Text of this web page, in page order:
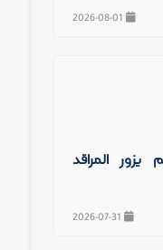
المراقد